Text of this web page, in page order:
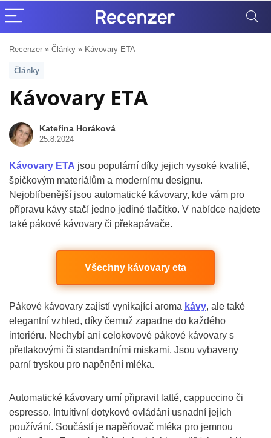
Recenzer » Články » Kávovary ETA
Články
Kávovary ETA
Kateřina Horáková
25.8.2024
Kávovary ETA jsou populární díky jejich vysoké kvalitě,
špičkovým materiálům a modernímu designu.
Nejoblíbenější jsou automatické kávovary, kde vám pro
přípravu kávy stačí jedno jediné tlačítko. V nabídce najdete
také pákové kávovary či překapávače.
Všechny kávovary eta
Pákové kávovary zajistí vynikající aroma kávy, ale také
elegantní vzhled, díky čemuž zapadne do každého
interiéru. Nechybí ani celokovové pákové kávovary s
přetlakovými či standardními miskami. Jsou vybaveny
parní tryskou pro napěnění mléka.
Automatické kávovary umí připravit latté, cappuccino či
espresso. Intuitivní dotykové ovládání usnadní jejich
používání. Součástí je napěňovač mléka pro jemnou